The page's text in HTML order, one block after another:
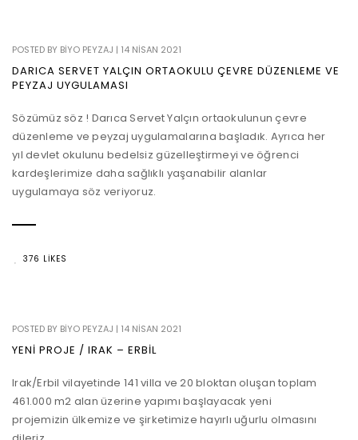
POSTED BY BIYO PEYZAJ | 14 NISAN 2021
DARICA SERVET YALÇIN ORTAOKULU ÇEVRE DÜZENLEME VE
PEYZAJ UYGULAMASI
Sözümüz söz ! Darıca Servet Yalçın ortaokulunun çevre
düzenleme ve peyzaj uygulamalarına başladık. Ayrıca her
yıl devlet okulunu bedelsiz güzelleştirmeyi ve öğrenci
kardeşlerimize daha sağlıklı yaşanabilir alanlar
uygulamaya söz veriyoruz.
376 LIKES
POSTED BY BIYO PEYZAJ | 14 NISAN 2021
YENI PROJE / IRAK – ERBIL
Irak/Erbil vilayetinde 141 villa ve 20 bloktan oluşan toplam
461.000 m2 alan üzerine yapımı başlayacak yeni
projemizin ülkemize ve şirketimize hayırlı uğurlu olmasını